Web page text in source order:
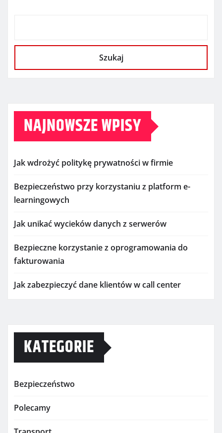
Szukaj
NAJNOWSZE WPISY
Jak wdrożyć politykę prywatności w firmie
Bezpieczeństwo przy korzystaniu z platform e-
learningowych
Jak unikać wycieków danych z serwerów
Bezpieczne korzystanie z oprogramowania do
fakturowania
Jak zabezpieczyć dane klientów w call center
KATEGORIE
Bezpieczeństwo
Polecamy